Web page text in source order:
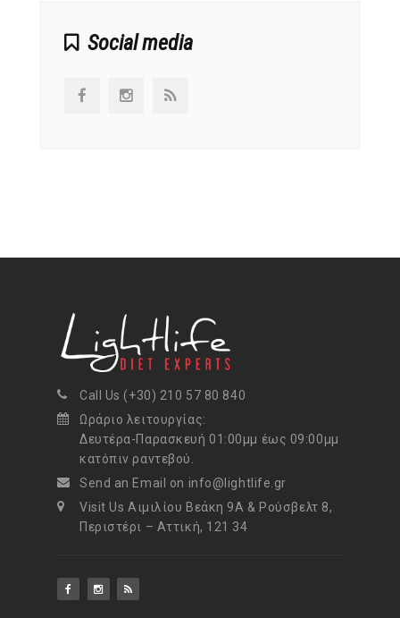
Social media
Call Us (+30) 210 57 80 840
Ωράριο λειτουργίας:
Δευτέρα-Παρασκευή 01:00μμ έως 09:00μμ
κατόπιν ραντεβού.
Send an Email on info@lightlife.gr
Visit Us Αιμιλίου Βεάκη 9Α & Ρούσβελτ 8,
Περιστέρι – Αττική, 121 34